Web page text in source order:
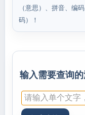
（意思）、拼音、编
码）！
输入需要查询